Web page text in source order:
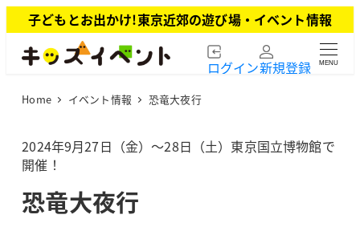
イ
子どもとお出かけ!東京近郊の遊び場・イベント情報
ログイン新規登録 MENU
Home イベント情報 恐竜大夜行
2024年9月27日（金）～28日（土）東京国立博物館で
開催！
恐竜大夜行